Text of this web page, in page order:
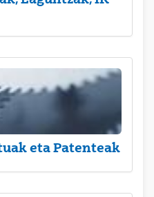
eta Patenteak